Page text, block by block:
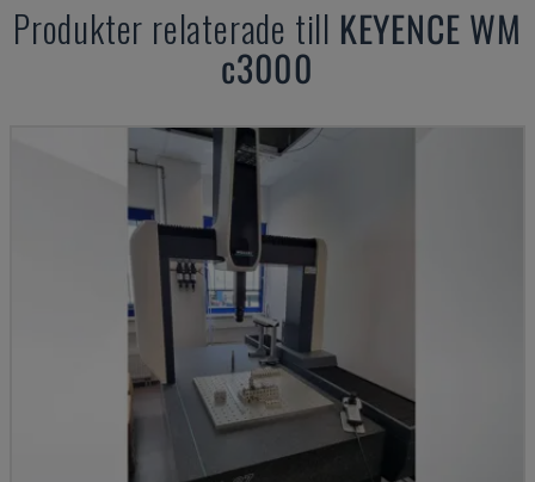
Produkter relaterade till KEYENCE WM
c3000